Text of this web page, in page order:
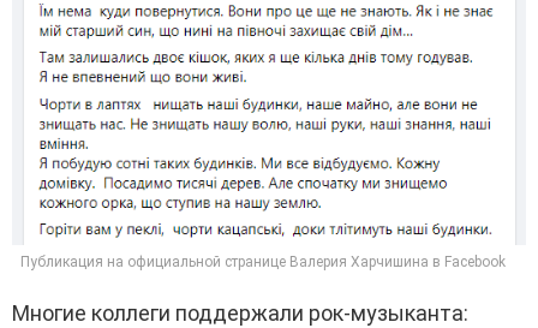
Публикация на официальной странице Валерия Харчишина в Facebook
Многие коллеги поддержали рок-музыканта: